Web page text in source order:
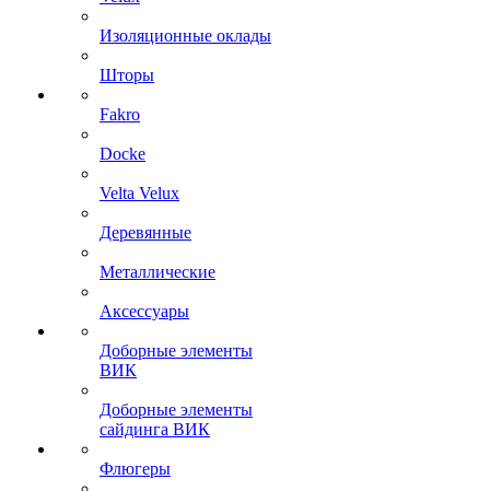
Изоляционные оклады
Шторы
Fakro
Docke
Velta Velux
Деревянные
Металлические
Аксессуары
Доборные элементы
ВИК
Доборные элементы
сайдинга ВИК
Флюгеры